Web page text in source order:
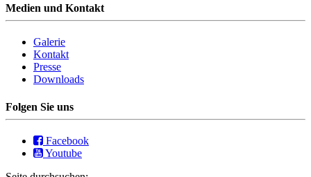
Medien und Kontakt
Galerie
Kontakt
Presse
Downloads
Folgen Sie uns
Facebook
Youtube